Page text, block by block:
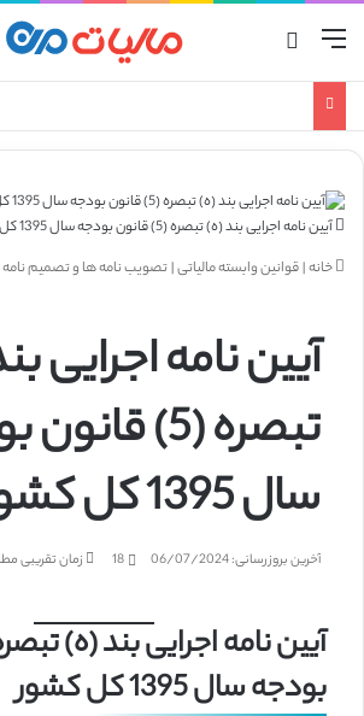
منو
آیین نامه اجرایی بند (ه) تبصره (5) قانون بودجه سال 1395 کل کشور
خانه|قوانین وابسته مالیاتی|تصویب نامه ها و تصمیم نامه
آیین نامه اجرایی
تبصره (5)
سال 1395 کل کشور
آخرین بروزرسانی: 06/07/2024 18 زمان تقریبی مطالعه
بودجه سال 1395 کل کشور